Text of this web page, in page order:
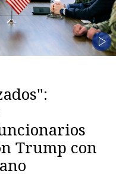
Trump con